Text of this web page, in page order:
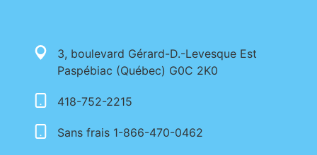
3, boulevard Gérard-D.-Levesque Est
Paspébiac (Québec) G0C 2K0
418-752-2215
Sans frais 1-866-470-0462